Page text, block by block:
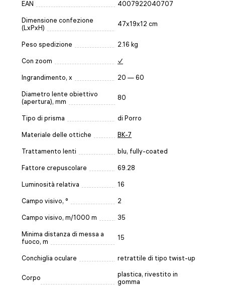
EAN 4007922040707
Dimensione confezione
(LxPxH)
47x19x12 cm
Peso spedizione 2.16 kg
Con zoom ✓
Ingrandimento, x 20 — 60
Diametro lente obiettivo
(apertura), mm
80
Tipo di prisma di Porro
Materiale delle ottiche BK-7
Trattamento lenti blu, fully-coated
Fattore crepuscolare 69.28
Luminosità relativa 16
Campo visivo, ° 2
Campo visivo, m/1000 m 35
Minima distanza di messa a
fuoco, m
15
Conchiglia oculare retrattile di tipo twist-up
Corpo
plastica, rivestito in
gomma